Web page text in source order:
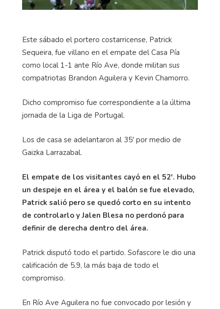
Este sábado el portero costarricense, Patrick
Sequeira, fue villano en el empate del Casa Pía
como local 1-1 ante Río Ave, donde militan sus
compatriotas Brandon Aguilera y Kevin Chamorro.
Dicho compromiso fue correspondiente a la última
jornada de la Liga de Portugal.
Los de casa se adelantaron al 35' por medio de
Gaizka Larrazabal.
El empate de los visitantes cayó en el 52'. Hubo
un despeje en el área y el balón se fue elevado,
Patrick salió pero se quedó corto en su intento
de controlarlo y Jalen Blesa no perdonó para
definir de derecha dentro del área.
Patrick disputó todo el partido. Sofascore le dio una
calificación de 5.9, la más baja de todo el
compromiso.
En Río Ave Aguilera no fue convocado por lesión y